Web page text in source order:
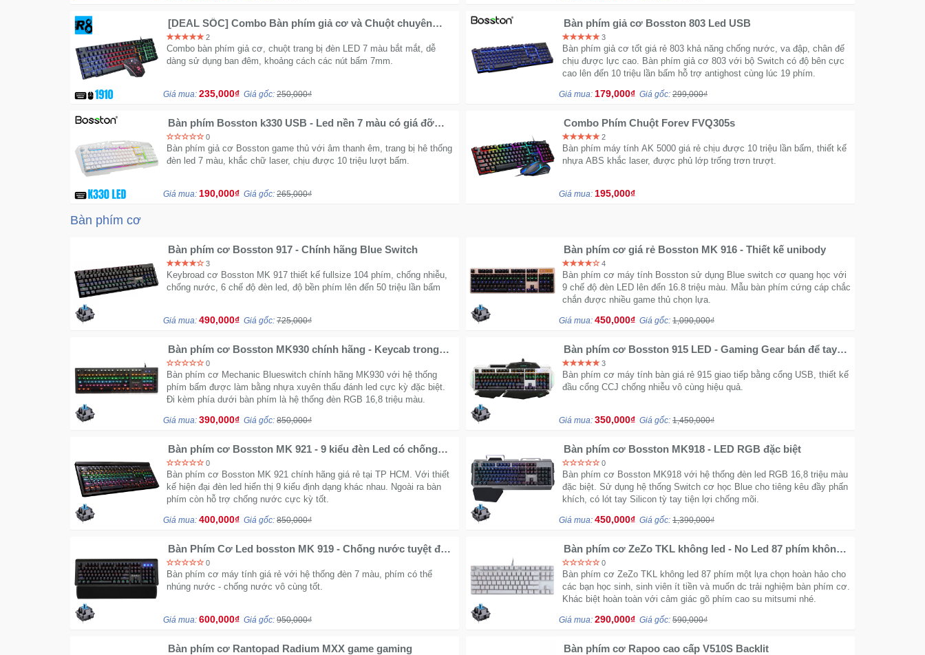
[DEAL SỐC] Combo Bàn phím giả cơ và Chuột chuyên
game R8 1910 Led 7 màu có dây
2
Combo bàn phím giả cơ, chuột trang bị đèn LED 7 màu bắt mắt, dễ
dàng sử dụng ban đêm, khoảng cách các nút bấm 7mm.
Giá mua: 235,000₫ Giá gốc: 250,000₫
Bàn phím giả cơ Bosston 803 Led USB
3
Bàn phím giả cơ tốt giá rẻ 803 khả năng chống nước, va đập, chân đế
chịu được lực cao. Bàn phím giả cơ 803 với bộ Switch có độ bên cực
cao lên đến 10 triệu lần bấm hỗ trợ antighost cùng lúc 19 phím.
Giá mua: 179,000₫ Giá gốc: 299,000₫
Bàn phím Bosston k330 USB - Led nền 7 màu có giá đỡ
điện thoại
0
Bàn phím giả cơ Bosston game thủ với âm thanh êm, trang bị hê thống
đèn led 7 màu, khắc chữ laser, chịu được 10 triệu lượt bấm.
Giá mua: 190,000₫ Giá gốc: 265,000₫
Combo Phím Chuột Forev FVQ305s
2
Bàn phím máy tính AK 5000 giá rẻ chịu được 10 triệu lần bấm, thiết kế
nhựa ABS khắc laser, được phủ lớp trống trơn trượt.
Giá mua: 195,000₫
Bàn phím cơ
Bàn phím cơ Bosston 917 - Chính hãng Blue Switch
3
Keybroad cơ Bosston MK 917 thiết kế fullsize 104 phím, chống nhiễu,
chống nước, 6 chế độ đèn led, độ bền phím lên đến 50 triệu lần bấm
Giá mua: 490,000₫ Giá gốc: 725,000₫
Bàn phím cơ giá rẻ Bosston MK 916 - Thiết kế unibody
4
Bàn phím cơ máy tính Bosston sử dụng Blue switch cơ quang học với
9 chế độ đèn LED lên đến 16.8 triệu màu. Mẫu bàn phím cứng cáp chắc
chắn được nhiều game thủ chọn lựa.
Giá mua: 450,000₫ Giá gốc: 1,090,000₫
Bàn phím cơ Bosston MK930 chính hãng - Keycab trong
suốt layout giống 916
0
Bàn phím cơ Mechanic Blueswitch chính hãng MK930 với hệ thống
phím bấm được làm bằng nhựa xuyên thấu đánh led cực kỳ đặc biệt.
Đi kèm phía dưới bàn phím là hệ thống đèn RGB 16,8 triệu màu.
Giá mua: 390,000₫ Giá gốc: 850,000₫
Bàn phím cơ Bosston 915 LED - Gaming Gear bán để tay
ấn tượng
3
Bàn phím cơ máy tính bàn giá rẻ 915 giao tiếp bằng cổng USB, thiết kế
đầu cổng CCJ chống nhiễu vô cùng hiệu quả.
Giá mua: 350,000₫ Giá gốc: 1,450,000₫
Bàn phím cơ Bosston MK 921 - 9 kiểu đèn Led có chống
nước
0
Bàn phím cơ Bosston MK 921 chính hãng giá rẻ tại TP HCM. Với thiết
kế hiện đại đèn led hiển thị 9 kiểu định dạng khác nhau. Ngoài ra bàn
phím còn hỗ trợ chống nước cực kỳ tốt.
Giá mua: 400,000₫ Giá gốc: 850,000₫
Bàn phím cơ Bosston MK918 - LED RGB đặc biệt
0
Bàn phím cơ Bosston MK918 với hệ thống đèn led RGB 16,8 triệu màu
đặc biệt. Sử dụng hệ thống Switch cơ học Blue cho tiêng kêu đầy phấn
khích, có lót tay Silicon tỳ tay tiện lợi chống mõi.
Giá mua: 450,000₫ Giá gốc: 1,390,000₫
Bàn Phím Cơ Led bosston MK 919 - Chống nước tuyệt đối
Full
0
Bàn phím cơ máy tính giá rẻ với hệ thống đèn 7 màu, phím có thể
nhúng nước - chống nước vô cùng tốt.
Giá mua: 600,000₫ Giá gốc: 950,000₫
Bàn phím cơ ZeZo TKL không led - No Led 87 phím không
số
0
Bàn phím cơ ZeZo TKL không led 87 phím một lựa chọn hoàn hảo cho
các bạn học sinh, sinh viên ít tiền và muốn dc trải nghiệm bàn phím cơ.
Khác biệt hoàn toàn với cảm giác gõ phím cao su mitsumi nhé.
Giá mua: 290,000₫ Giá gốc: 590,000₫
Bàn phím cơ Rantopad Radium MXX game gaming Bàn phím cơ Rapoo cao cấp V510S Backlit